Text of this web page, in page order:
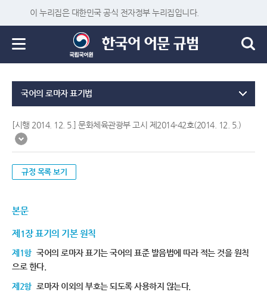
이 누리집은 대한민국 공식 전자정부 누리집입니다.
국어의 로마자 표기법
[시행 2014. 12. 5.] 문화체육관광부 고시 제2014-42호(2014. 12. 5.)
규정 목록 보기
본문
제1장 표기의 기본 원칙
제1항 국어의 로마자 표기는 국어의 표준 발음법에 따라 적는 것을 원칙
으로 한다.
제2항 로마자 이외의 부호는 되도록 사용하지 않는다.